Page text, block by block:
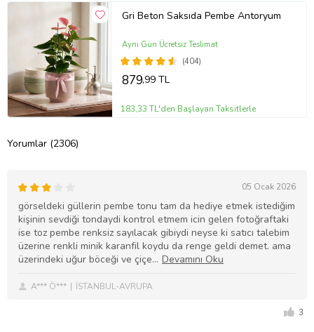
Gri Beton Saksıda Pembe Antoryum
(404)
Aynı Gün Ücretsiz Teslimat
879,99 TL
183,33 TL'den Başlayan Taksitlerle
Yorumlar (2306)
05 Ocak 2026
görseldeki güllerin pembe tonu tam da hediye etmek istediğim
kişinin sevdiği tondaydi kontrol etmem icin gelen fotoğraftaki
ise toz pembe renksiz sayılacak gibiydi neyse ki satıcı talebim
üzerine renkli minik karanfil koydu da renge geldi demet. ama
üzerindeki uğur böceği ve çiçe
A*** Ö*** İSTANBUL-AVRUPA
3